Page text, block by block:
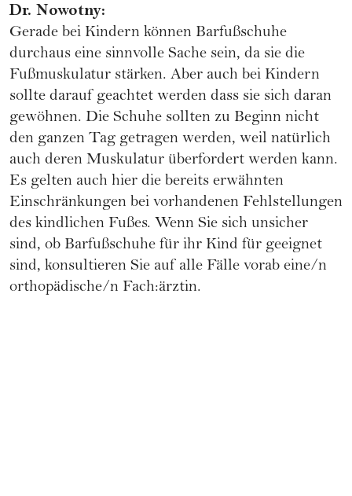
Dr. Nowotny:
Gerade bei Kindern können Barfußschuhe
durchaus eine sinnvolle Sache sein, da sie die
Fußmuskulatur stärken. Aber auch bei Kindern
sollte darauf geachtet werden dass sie sich daran
gewöhnen. Die Schuhe sollten zu Beginn nicht
den ganzen Tag getragen werden, weil natürlich
auch deren Muskulatur überfordert werden kann.
Es gelten auch hier die bereits erwähnten
Einschränkungen bei vorhandenen Fehlstellungen
des kindlichen Fußes. Wenn Sie sich unsicher
sind, ob Barfußschuhe für ihr Kind für geeignet
sind, konsultieren Sie auf alle Fälle vorab eine/n
orthopädische/n Fach:ärztin.